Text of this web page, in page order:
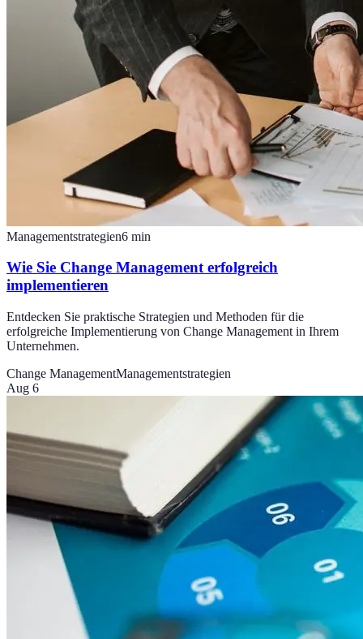
Managementstrategien6 min
Wie Sie Change Management erfolgreich
implementieren
Entdecken Sie praktische Strategien und Methoden für die
erfolgreiche Implementierung von Change Management in Ihrem
Unternehmen.
Change ManagementManagementstrategien
Aug 6